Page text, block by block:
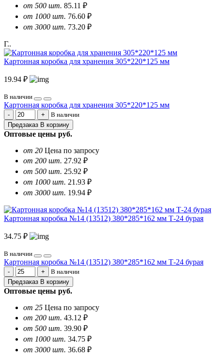
от 500 шт. 85.11 ₽
от 1000 шт. 76.60 ₽
от 3000 шт. 73.20 ₽
Г..
Картонная коробка для хранения 305*220*125 мм
19.94 ₽
В наличии
Картонная коробка для хранения 305*220*125 мм
В наличии
Предзаказ В корзину
Оптовые цены руб.
от 20 Цена по запросу
от 200 шт. 27.92 ₽
от 500 шт. 25.92 ₽
от 1000 шт. 21.93 ₽
от 3000 шт. 19.94 ₽
Картонная коробка №14 (13512) 380*285*162 мм Т-24 бурая
34.75 ₽
В наличии
Картонная коробка №14 (13512) 380*285*162 мм Т-24 бурая
В наличии
Предзаказ В корзину
Оптовые цены руб.
от 25 Цена по запросу
от 200 шт. 43.12 ₽
от 500 шт. 39.90 ₽
от 1000 шт. 34.75 ₽
от 3000 шт. 36.68 ₽